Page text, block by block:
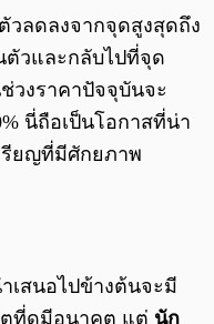
ลดลงจากจุดสูงสุดถึง
ตัวและกลับไปที่จุด
วงราคาปัจจุบันจะ
นี่ถือเป็นโอกาสที่น่า
รียญที่มีศักยภาพ
เสนอไปข้างต้นจะมี
ตที่ดูมีอนาคต แต่ นัก